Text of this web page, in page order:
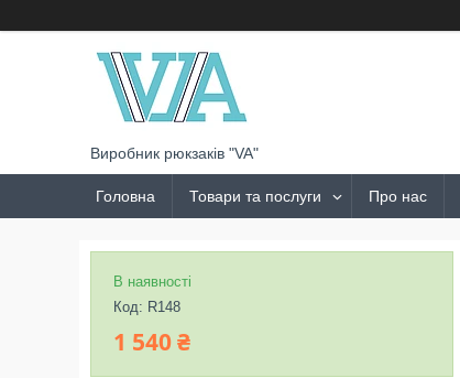
Виробник рюкзаків "VA"
Головна Товари та послуги Про нас
В наявності
Код: R148
1 540 ₴